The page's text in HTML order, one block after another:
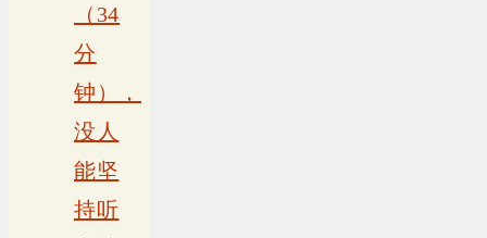
（34
分
钟），
没人
能坚
持听